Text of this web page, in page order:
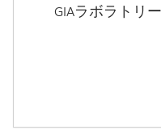
GIAラボラトリ